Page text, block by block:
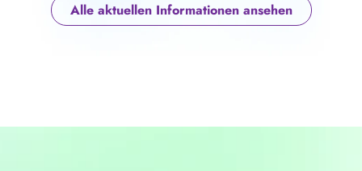
Alle aktuellen Informationen ansehen